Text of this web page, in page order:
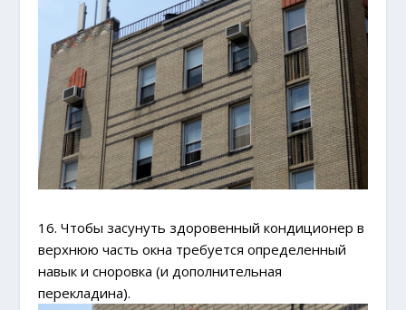
16. Чтобы засунуть здоровенный кондиционер в
верхнюю часть окна требуется определенный
навык и сноровка (и дополнительная
перекладина).